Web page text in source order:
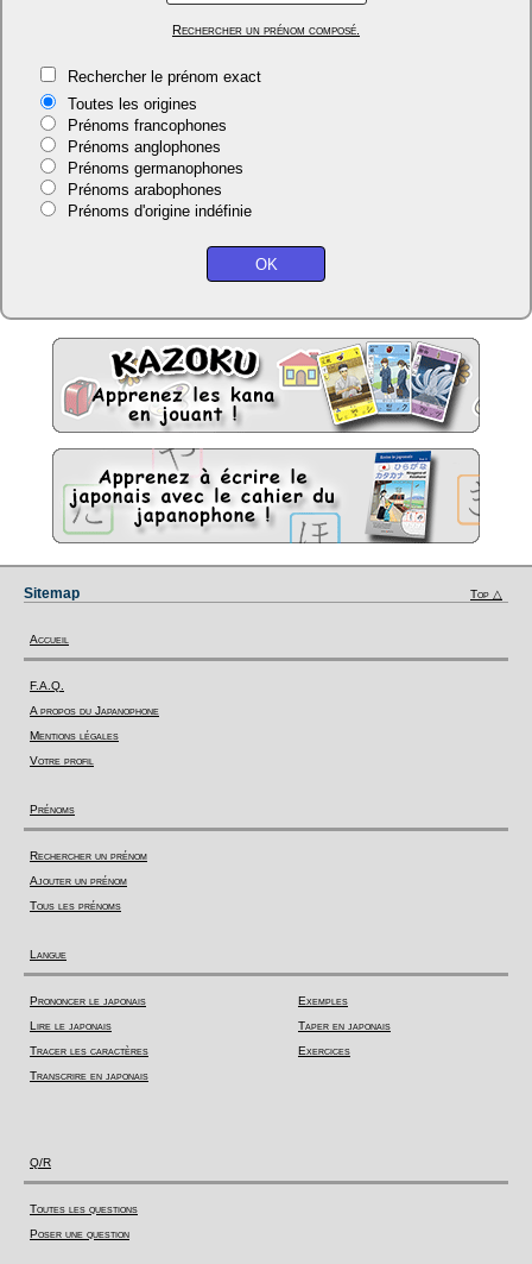
Rechercher un prénom composé.
Rechercher le prénom exact
Toutes les origines
Prénoms francophones
Prénoms anglophones
Prénoms germanophones
Prénoms arabophones
Prénoms d'origine indéfinie
Sitemap Top △
Accueil
F.A.Q.
A propos du Japanophone
Mentions légales
Votre profil
Prénoms
Rechercher un prénom
Ajouter un prénom
Tous les prénoms
Langue
Prononcer le japonais
Lire le japonais
Tracer les caractères
Transcrire en japonais
Exemples
Taper en japonais
Exercices
Q/R
Toutes les questions
Poser une question